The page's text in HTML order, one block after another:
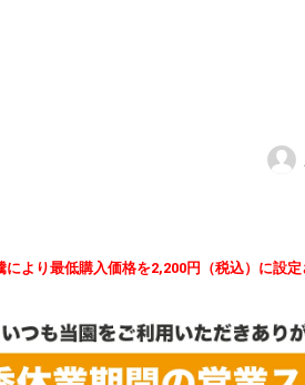
により最低購入価格を2,200円（税込）に設